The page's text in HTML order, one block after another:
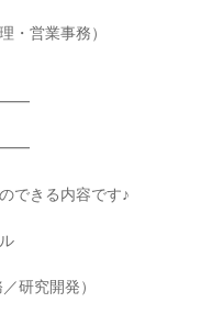
・営業事務）
できる内容です♪
研究開発）